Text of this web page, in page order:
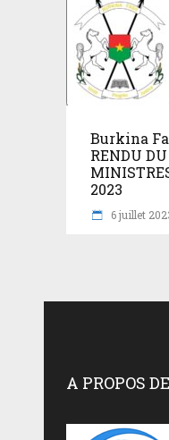
Burkina
RENDU
2023
6 juillet
A PROPOS